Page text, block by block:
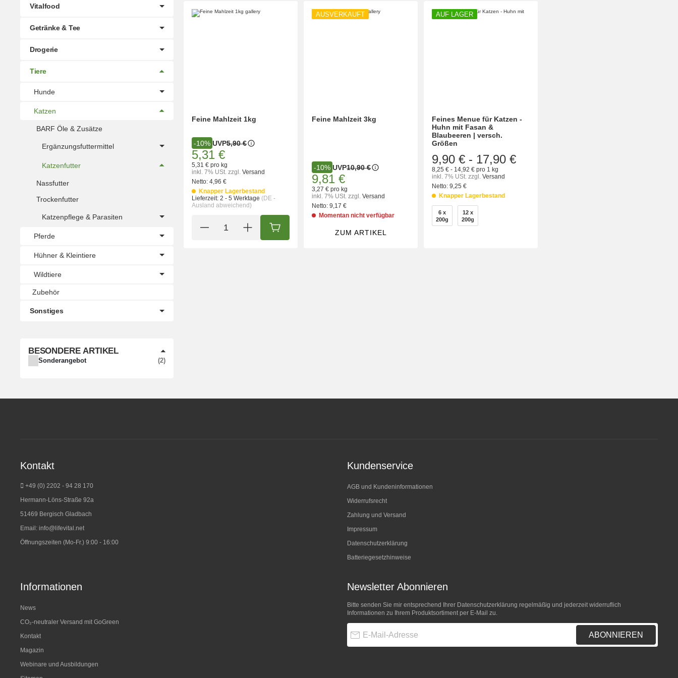
Feine Mahlzeit 1kg
-10% UVP5,90 €
5,31 €
5,31 € pro kg
inkl. 7% USt. zzgl. Versand
Netto: 4,96 €
Knapper Lagerbestand
Lieferzeit: 2 - 5 Werktage (DE -
Ausland abweichend)
IN DEN WARENKORB
AUSVERKAUFT
Feine Mahlzeit 3kg
-10% UVP10,90 €
9,81 €
3,27 € pro kg
inkl. 7% USt. zzgl. Versand
Netto: 9,17 €
Momentan nicht verfügbar
ZUM ARTIKEL
AUF LAGER
Feines Menue für Katzen -
Huhn mit Fasan &
Blaubeeren | versch.
Größen
9,90 € - 17,90 €
8,25 € - 14,92 € pro 1 kg
inkl. 7% USt. zzgl. Versand
Netto: 9,25 €
Knapper Lagerbestand
wählen
6 x
200g6 x 200g
12 x
200g12 x 200g
Vitalfood
Getränke & Tee
Drogerie
Tiere
Hunde
Katzen
BARF Öle & Zusätze
Ergänzungsfuttermittel
Katzenfutter
Nassfutter
Trockenfutter
Katzenpflege & Parasiten
Pferde
Hühner & Kleintiere
Wildtiere
Zubehör
Sonstiges
BESONDERE ARTIKEL
Sonderangebot 2
ARTIKEL GEFUNDEN
Kontakt
+49 (0) 2202 - 94 28 170
Hermann-Löns-Straße 92a
51469 Bergisch Gladbach
Email: info@lifevital.net
Öffnungszeiten (Mo-Fr.) 9:00 - 16:00
Kundenservice
AGB und Kundeninformationen
Widerrufsrecht
Zahlung und Versand
Impressum
Datenschutzerklärung
Batteriegesetzhinweise
Informationen
News
CO₂-neutraler Versand mit GoGreen
Kontakt
Magazin
Webinare und Ausbildungen
Newsletter Abonnieren
Bitte senden Sie mir entsprechend Ihrer Datenschutzerklärung regelmäßig und jederzeit widerruflich
Informationen zu Ihrem Produktsortiment per E-Mail zu.
ABONNIEREN